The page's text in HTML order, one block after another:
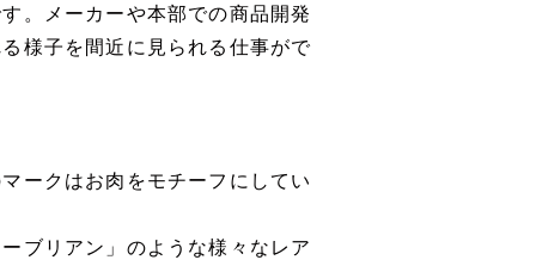
。メーカーや本部での商品開発
様子を間近に見られる仕事がで
ークはお肉をモチーフにしてい
ブリアン」のような様々なレア